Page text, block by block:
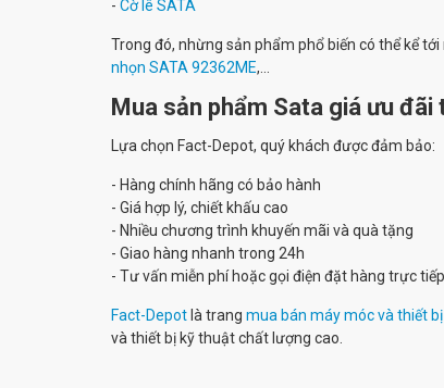
- Cờ lê SATA
Trong đó, nhừng sản phẩm phổ biến có thể kể tới
nhọn SATA 92362ME,...
Mua sản phẩm Sata giá ưu
Lựa chọn Fact-Depot, quý khách được đảm bảo:
- Hàng chính hãng có bảo hành
- Giá hợp lý, chiết khấu cao
- Nhiều chương trình khuyến mãi và quà tặng
- Giao hàng nhanh trong 24h
- Tư vấn miễn phí hoặc gọi điện đặt hàng trực
Fact-Depot là trang mua bán máy móc và thiết
và thiết bị kỹ thuật chất lượng cao.